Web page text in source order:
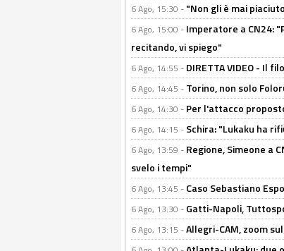
6 Ago, 15:30 - "Non gli è mai
6 Ago, 15:00 - Imperatore a CN24:
recitando, vi spiego"
6 Ago, 14:55 - DIRETTA VIDEO - Il
6 Ago, 14:45 - Torino, non solo
6 Ago, 14:30 - Per l'attacco
6 Ago, 14:15 - Schira: "Lukaku ha
6 Ago, 13:59 - Regione, Simeone a
svelo i tempi"
6 Ago, 13:45 - Caso Sebastiano
6 Ago, 13:30 - Gatti-Napoli,
6 Ago, 13:15 -Allegri-CAM, zoom